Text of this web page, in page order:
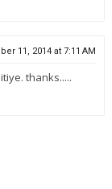
11, 2014 at 7:11 AM
thanks.....